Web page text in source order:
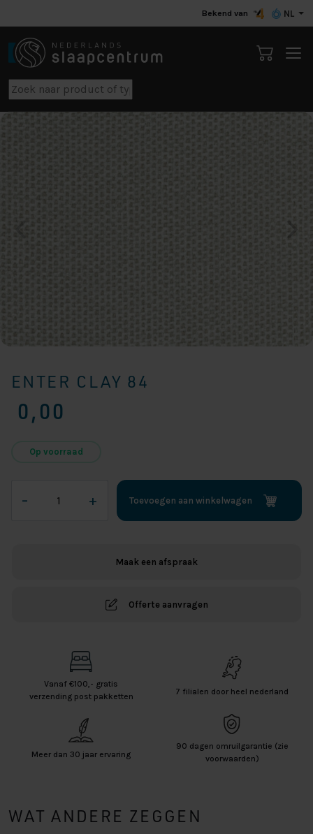
Bekend van NL
ENTER CLAY 84
0,00
Op voorraad
–
Clay
+ Toevoegen aan winkelwagen
Maak een afspraak
Offerte aanvragen
Vanaf €100,- gratis
verzending post pakketten
7 filialen door heel nederland
Meer dan 30 jaar ervaring
90 dagen omruilgarantie (zie
voorwaarden)
WAT ANDERE ZEGGEN